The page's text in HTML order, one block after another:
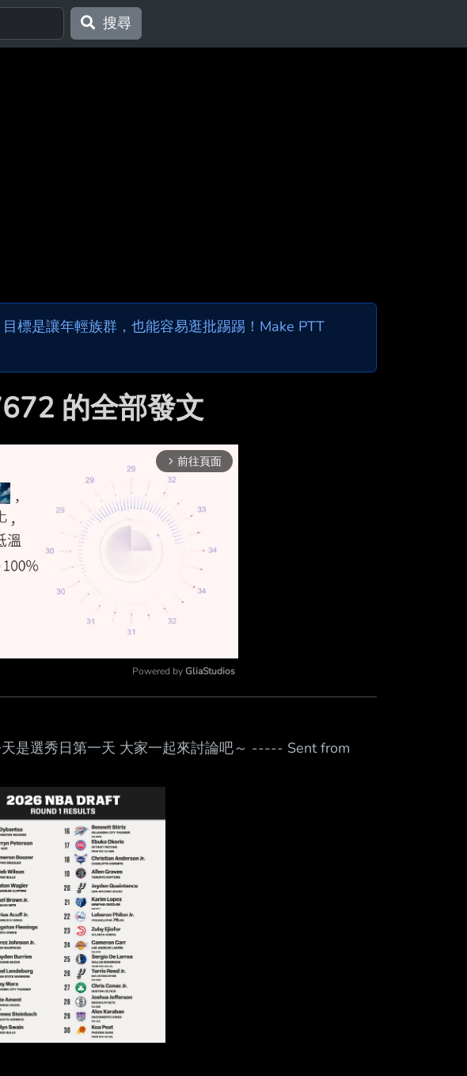
搜尋
標是讓年輕族群，也能容易逛批踢踢！Make PTT
的全部發文
arrow_forward_ios 前往頁面
Powered by GliaStudios
是選秀日第一天 大家一起來討論吧～ ----- Sent from